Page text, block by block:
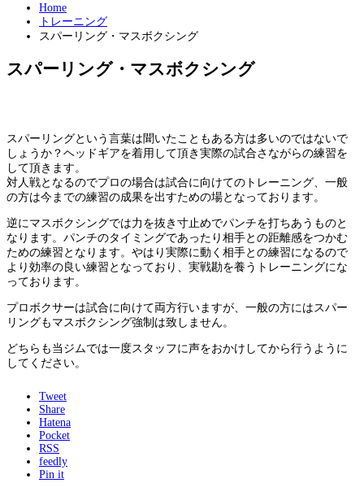
Home
トレーニング
スパーリング・マスボクシング
スパーリング・マスボクシング
スパーリングという言葉は聞いたこともある方は多いのではないで
しょうか？ヘッドギアを着用して頂き実際の試合さながらの練習を
して頂きます。
対人戦となるのでプロの場合は試合に向けてのトレーニング、一般
の方は今までの練習の成果を出すための場となっております。
逆にマスボクシングでは力を抜き寸止めでパンチを打ちあうものと
なります。パンチのタイミングであったり相手との距離感をつかむ
ための練習となります。やはり実際に動く相手との練習になるので
より効率の良い練習となっており、実戦勘を養うトレーニングにな
っております。
プロボクサーは試合に向けて両方行いますが、一般の方にはスパー
リングもマスボクシング強制は致しません。
どちらも当ジムでは一度スタッフに声をおかけしてから行うように
してください。
Tweet
Share
Hatena
Pocket
RSS
feedly
Pin it